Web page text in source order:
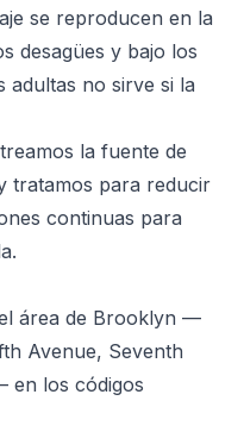
se reproducen en la
desagües y bajo los
no sirve si la
la fuente de
tratamos para reducir
continuas para
área de Brooklyn —
Avenue, Seventh
en los códigos